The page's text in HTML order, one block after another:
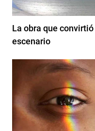
La obra que
escenario